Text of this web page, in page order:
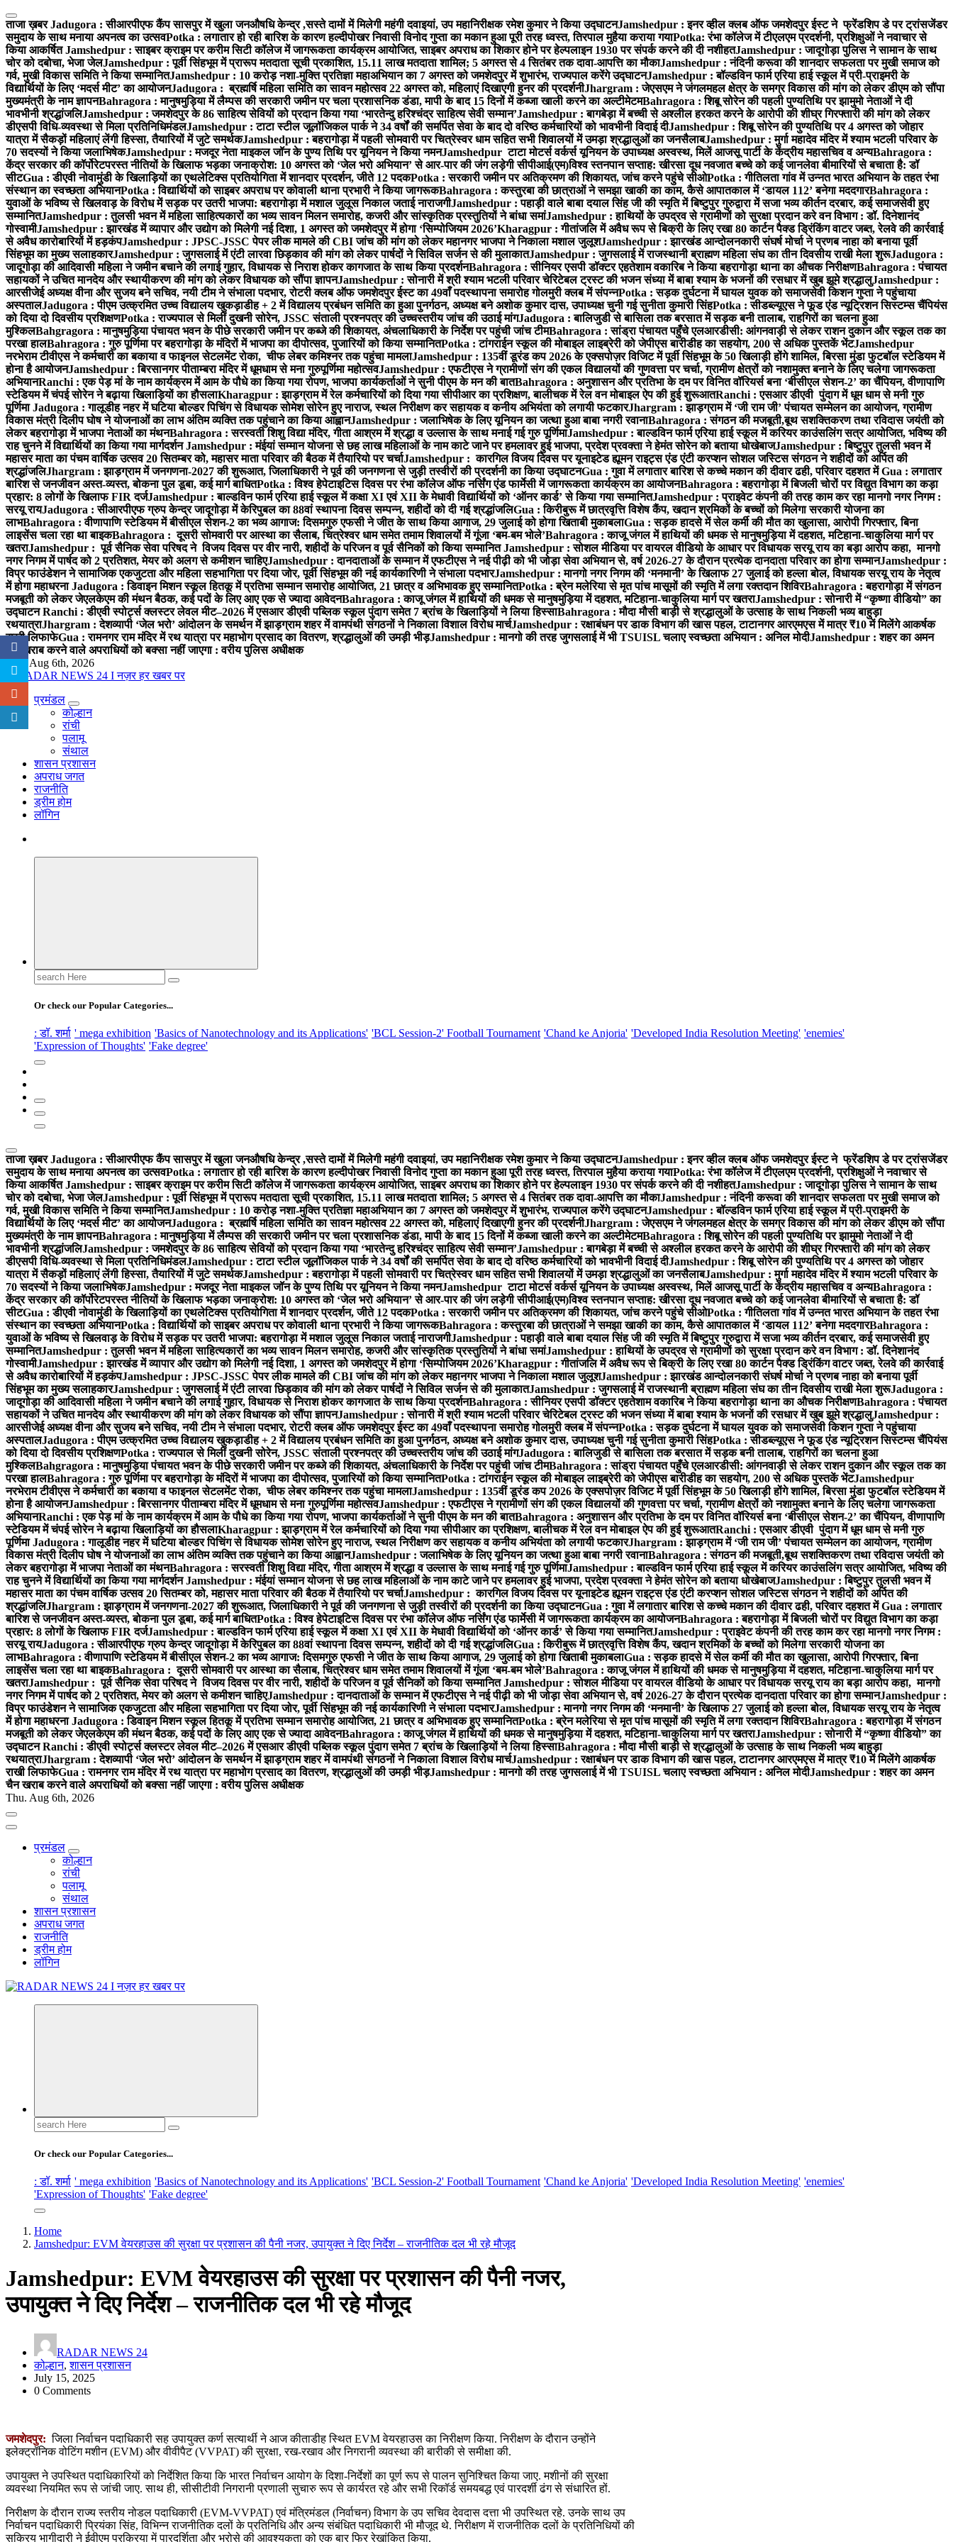
Skip
to
content
ताजा ख़बरJadugora : सीआरपीएफ कैंप सासपुर में खुला जनऔषधि केन्द्र ,सस्ते दामों में मिलेगी महंगी दवाइयां, उप महानिरीक्षक रमेश कुमार ने किया उद्घाटनJamshedpur : इनर व्हील क्लब ऑफ जमशेदपुर ईस्ट ने फ्रेंडशिप डे पर ट्रांसजेंडर
समुदाय के साथ मनाया अपनत्व का उत्सवPotka : लगातार हो रही बारिश के कारण हल्दीपोखर निवासी विनोद गुप्ता का मकान हुआ पूरी तरह ध्वस्त, तिरपाल मुहैया कराया गयाPotka: रंभा कॉलेज में टीएलएम प्रदर्शनी, प्रशिक्षुओं ने नवाचार से
किया आकर्षितJamshedpur : साइबर क्राइम पर करीम सिटी कॉलेज में जागरूकता कार्यक्रम आयोजित, साइबर अपराध का शिकार होने पर हेल्पलाइन 1930 पर संपर्क करने की दी नशीहतJamshedpur : जादूगोड़ा पुलिस ने सामान के साथ
चोर को दबोचा, भेजा जेलJamshedpur : पूर्वी सिंहभूम में प्रारूप मतदाता सूची प्रकाशित, 15.11 लाख मतदाता शामिल; 5 अगस्त से 4 सितंबर तक दावा-आपत्ति का मौकाJamshedpur : नंदिनी करूवा की शानदार सफलता पर मुखी समाज को
गर्व, मुखी विकास समिति ने किया सम्मानितJamshedpur : 10 करोड़ नशा-मुक्ति प्रतिज्ञा महाअभियान का 7 अगस्त को जमशेदपुर में शुभारंभ, राज्यपाल करेंगे उद्घाटनJamshedpur : बॉल्डविन फार्म एरिया हाई स्कूल में प्री-प्राइमरी के
विद्यार्थियों के लिए ‘मदर्स मीट’ का आयोजनJadugora : ब्रह्मर्षि महिला समिति का सावन महोत्सव 22 अगस्त को, महिलाएं दिखाएगी हुनर की प्रदर्शनीJhargram : जेएसएम ने जंगलमहल क्षेत्र के समग्र विकास की मांग को लेकर डीएम को सौंपा
मुख्यमंत्री के नाम ज्ञापनBahragora : मानुषमुड़िया में लैम्पस की सरकारी जमीन पर चला प्रशासनिक डंडा, मापी के बाद 15 दिनों में कब्जा खाली करने का अल्टीमेटमBahragora : शिबू सोरेन की पहली पुण्यतिथि पर झामुमो नेताओं ने दी
भावभीनी श्रद्धांजलिJamshedpur : जमशेदपुर के 86 साहित्य सेवियों को प्रदान किया गया ‘भारतेन्दु हरिश्चंद्र साहित्य सेवी सम्मान’Jamshedpur : बागबेड़ा में बच्ची से अश्लील हरकत करने के आरोपी की शीघ्र गिरफ्तारी की मांग को लेकर
डीएसपी विधि-व्यवस्था से मिला प्रतिनिधिमंडलJamshedpur : टाटा स्टील जूलॉजिकल पार्क ने 34 वर्षों की समर्पित सेवा के बाद दो वरिष्ठ कर्मचारियों को भावभीनी विदाई दीJamshedpur : शिबू सोरेन की पुण्यतिथि पर 4 अगस्त को जोहार
यात्रा में सैकड़ों महिलाएं लेंगी हिस्सा, तैयारियों में जुटे समर्थकJamshedpur : बहरागोड़ा में पहली सोमवारी पर चित्रेस्वर धाम सहित सभी शिवालयों में उमड़ा श्रद्धालुओं का जनसैलाबJamshedpur : मुर्गा महादेव मंदिर में श्याम भटली परिवार के
70 सदस्यों ने किया जलाभिषेकJamshedpur : मजदूर नेता माइकल जॉन के पुण्य तिथि पर यूनियन ने किया नमनJamshedpur टाटा मोटर्स वर्कर्स यूनियन के उपाध्यक्ष अस्वस्थ, मिलें आजसू पार्टी के केंद्रीय महासचिव व अन्यBahragora :
केंद्र सरकार की कॉर्पोरेटपरस्त नीतियों के खिलाफ भड़का जनाक्रोश: 10 अगस्त को ‘जेल भरो अभियान’ से आर-पार की जंग लड़ेगी सीपीआई(एम)विश्व स्तनपान सप्ताह: खीरसा दूध नवजात बच्चे को कई जानलेवा बीमारियों से बचाता है: डॉ
सीटGua : डीएवी नोवामुंडी के खिलाड़ियों का एथलेटिक्स प्रतियोगिता में शानदार प्रदर्शन, जीते 12 पदकPotka : सरकारी जमीन पर अतिक्रमण की शिकायत, जांच करने पहुंचे सीओPotka : गीतिलता गांव में उन्नत भारत अभियान के तहत रंभा
संस्थान का स्वच्छता अभियानPotka : विद्यार्थियों को साइबर अपराध पर कोवाली थाना प्रभारी ने किया जागरूकBahragora : कस्तुरबा की छात्राओं ने समझा खाकी का काम, कैसे आपातकाल में ‘डायल 112’ बनेगा मददगारBahragora :
युवाओं के भविष्य से खिलवाड़ के विरोध में सड़क पर उतरी भाजपा: बहरागोड़ा में मशाल जुलूस निकाल जताई नाराजगीJamshedpur : पहाड़ी वाले बाबा दयाल सिंह जी की स्मृति में बिष्टुपुर गुरुद्वारा में सजा भव्य कीर्तन दरबार, कई समाजसेवी हुए
सम्मानितJamshedpur : तुलसी भवन में महिला साहित्यकारों का भव्य सावन मिलन समारोह, कजरी और सांस्कृतिक प्रस्तुतियों ने बांधा समांJamshedpur : हाथियों के उपद्रव से ग्रामीणों को सुरक्षा प्रदान करे वन विभाग : डॉ. दिनेशानंद
गोस्वामीJamshedpur : झारखंड में व्यापार और उद्योग को मिलेगी नई दिशा, 1 अगस्त को जमशेदपुर में होगा ‘सिम्पोजियम 2026’Kharagpur : गीतांजलि में अवैध रूप से बिक्री के लिए रखा 80 कार्टन पैक्ड ड्रिंकिंग वाटर जब्त, रेलवे की कार्रवाई
से अवैध कारोबारियों में हड़कंपJamshedpur : JPSC-JSSC पेपर लीक मामले की CBI जांच की मांग को लेकर महानगर भाजपा ने निकाला मशाल जुलूशJamshedpur : झारखंड आन्दोलनकारी संघर्ष मोर्चा ने प्रणब नाहा को बनाया पूर्वी
सिंहभूम का मुख्य सलाहकारJamshedpur : जुगसलाई में एंटी लारवा छिड़काव की मांग को लेकर पार्षदों ने सिविल सर्जन से की मुलाकातJamshedpur : जुगसलाई में राजस्थानी ब्राह्मण महिला संघ का तीन दिवसीय राखी मेला शुरूJadugora :
जादूगोड़ा की आदिवासी महिला ने जमीन बचाने की लगाई गुहार, विधायक से निराश होकर कागजात के साथ किया प्रदर्शनBahragora : सीनियर एसपी डॉक्टर एहतेशाम वकारिब ने किया बहरागोड़ा थाना का औचक निरीक्षणBahragora : पंचायत
सहायकों ने उचित मानदेय और स्थायीकरण की मांग को लेकर विधायक को सौंपा ज्ञापनJamshedpur : सोनारी में श्री श्याम भटली परिवार चेरिटेबल ट्रस्ट की भजन संध्या में बाबा श्याम के भजनों की रसधार में खुब झूमे श्रद्धालुJamshedpur :
आरसीजेई अध्यक्ष वीना और सुजय बने सचिव, नयी टीम ने संभाला पदभार, रोटरी क्लब ऑफ जमशेदपुर ईस्ट का 49वाँ पदस्थापना समारोह गोलमुरी क्लब में संपन्नPotka : सड़क दुर्घटना में घायल युवक को समाजसेवी किशन गुप्ता ने पहुंचाया
अस्पतालJadugora : पीएम उत्क्रमित उच्च विद्यालय खुकड़ाडीह + 2 में विद्यालय प्रबंधन समिति का हुआ पुनर्गठन, अध्यक्ष बने अशोक कुमार दास, उपाध्यक्ष चुनी गई सुनीता कुमारी सिंहPotka : सीडब्ल्यूएस ने फूड एंड न्यूट्रिशन सिस्टम्स चैंपियंस
को दिया दो दिवसीय प्रशिक्षणPotka : राज्यपाल से मिलीं दुखनी सोरेन, JSSC संताली प्रश्नपत्र की उच्चस्तरीय जांच की उठाई मांगJadugora : बालिजुडी से बासिला तक बरसात में सड़क बनी तालाब, राहगिरों का चलना हुआ
मुश्किलBahgragora : मानुषमुड़िया पंचायत भवन के पीछे सरकारी जमीन पर कब्जे की शिकायत, अंचलाधिकारी के निर्देश पर पहुंची जांच टीमBahragora : सांड्रा पंचायत पहुँचे एलआरडीसी: आंगनवाड़ी से लेकर राशन दुकान और स्कूल तक का
परखा हालBahragora : गुरु पूर्णिमा पर बहरागोड़ा के मंदिरों में भाजपा का दीपोत्सव, पुजारियों को किया सम्मानितPotka : टांगराईन स्कूल की मोबाइल लाइब्रेरी को जेपीएस बारीडीह का सहयोग, 200 से अधिक पुस्तकें भेंटJamshedpur
नरभेराम टीवीएस ने कर्मचारी का बकाया व फाइनल सेटलमेंट रोका, चीफ लेबर कमिश्नर तक पहुंचा मामलाJamshedpur : 135वीं डूरंड कप 2026 के एक्सपोज़र विजिट में पूर्वी सिंहभूम के 50 खिलाड़ी होंगे शामिल, बिरसा मुंडा फुटबॉल स्टेडियम में
होना है आयोजनJamshedpur : बिरसानगर पीताम्बरा मंदिर में धूमधाम से मना गुरुपूर्णिमा महोत्सवJamshedpur : एफटीएस ने ग्रामीणों संग की एकल विद्यालयों की गुणवत्ता पर चर्चा, ग्रामीण क्षेत्रों को नशामुक्त बनाने के लिए चलेगा जागरूकता
अभियानRanchi : एक पेड़ मां के नाम कार्यक्रम में आम के पौधे का किया गया रोपण, भाजपा कार्यकर्ताओं ने सुनी पीएम के मन की बातBahragora : अनुशासन और प्रतिभा के दम पर विनित वॉरियर्स बना ‘बीसीएल सेशन-2’ का चैंपियन, वीणापाणि
स्टेडियम में चंपई सोरेन ने बढ़ाया खिलाड़ियों का हौसलाKharagpur : झाड़ग्राम में रेल कर्मचारियों को दिया गया सीपीआर का प्रशिक्षण, बालीचक में रेल वन मोबाइल ऐप की हुई शुरूआतRanchi : एसआर डीएवी पुंदाग में धूम धाम से मनी गुरु
पूर्णिमाJadugora : गालूडीह नहर में घटिया बोल्डर पिचिंग से विधायक सोमेश सोरेन हुए नाराज, स्थल निरीक्षण कर सहायक व कनीय अभियंता को लगायी फटकारJhargram : झाड़ग्राम में ‘जी राम जी’ पंचायत सम्मेलन का आयोजन, ग्रामीण
विकास मंत्री दिलीप घोष ने योजनाओं का लाभ अंतिम व्यक्ति तक पहुंचाने का किया आह्वानJamshedpur : जलाभिषेक के लिए यूनियन का जत्था हुआ बाबा नगरी रवानाBahragora : संगठन की मजबूती,बूथ सशक्तिकरण तथा रविदास जयंती को
लेकर बहरागोड़ा में भाजपा नेताओं का मंथनBahragora : सरस्वती शिशु विद्या मंदिर, गीता आश्रम में श्रद्धा व उल्लास के साथ मनाई गई गुरु पूर्णिमाJamshedpur : बाल्डविन फार्म एरिया हाई स्कूल में करियर काउंसलिंग सत्र आयोजित, भविष्य की
राह चुनने में विद्यार्थियों का किया गया मार्गदर्शनJamshedpur : मंईयां सम्मान योजना से छह लाख महिलाओं के नाम काटे जाने पर हमलावर हुई भाजपा, प्रदेश प्रवक्ता ने हेमंत सोरेन को बताया धोखेबाजJamshedpur : बिष्टुपुर तुलसी भवन में
महासर माता का पंचम वार्षिक उत्सव 20 सितम्बर को, महासर माता परिवार की बैठक में तैयारियो पर चर्चाJamshedpur : कारगिल विजय दिवस पर यूनाइटेड ह्यूमन राइट्स एंड एंटी करप्शन सोशल जस्टिस संगठन ने शहीदों को अर्पित की
श्रद्धांजलिJhargram : झाड़ग्राम में जनगणना-2027 की शुरूआत, जिलाधिकारी ने पूर्व की जनगणना से जुड़ी तस्वीरों की प्रदर्शनी का किया उद्घाटनGua : गुवा में लगातार बारिश से कच्चे मकान की दीवार ढही, परिवार दहशत मेंGua : लगातार
बारिश से जनजीवन अस्त-व्यस्त, बोकना पुल डूबा, कई मार्ग बाधितPotka : विश्व हेपेटाइटिस दिवस पर रंभा कॉलेज ऑफ नर्सिंग एंड फार्मेसी में जागरूकता कार्यक्रम का आयोजनBahragora : बहरागोड़ा में बिजली चोरों पर विद्युत विभाग का कड़ा
प्रहार: 8 लोगों के खिलाफ FIR दर्जJamshedpur : बाल्डविन फार्म एरिया हाई स्कूल में कक्षा XI एवं XII के मेधावी विद्यार्थियों को ‘ऑनर कार्ड’ से किया गया सम्मानितJamshedpur : प्राइवेट कंपनी की तरह काम कर रहा मानगो नगर निगम :
सरयू रायJadugora : सीआरपीएफ ग्रुप केन्द्र जादूगोड़ा में केरिपुबल का 88वां स्थापना दिवस सम्पन्न, शहीदों को दी गई श्रद्धांजलिGua : किरीबुरू में छात्रवृत्ति विशेष कैंप, खदान श्रमिकों के बच्चों को मिलेगा सरकारी योजना का
लाभBahragora : वीणापाणि स्टेडियम में बीसीएल सेशन-2 का भव्य आगाज: दिसमगुरु एफसी ने जीत के साथ किया आगाज, 29 जुलाई को होगा खिताबी मुकाबलाGua : सड़क हादसे में सेल कर्मी की मौत का खुलासा, आरोपी गिरफ्तार, बिना
लाइसेंस चला रहा था बाइकBahragora : दूसरी सोमवारी पर आस्था का सैलाब, चित्रेश्वर धाम समेत तमाम शिवालयों में गूंजा ‘बम-बम भोले’Bahragora : काजू जंगल में हाथियों की धमक से मानुषमुड़िया में दहशत, मटिहाना-चाकुलिया मार्ग पर
खतराJamshedpur : पूर्व सैनिक सेवा परिषद ने विजय दिवस पर वीर नारी, शहीदों के परिजन व पूर्व सैनिकों को किया सम्मानितJamshedpur : सोशल मीडिया पर वायरल वीडियो के आधार पर विधायक सरयू राय का बड़ा आरोप कहा, मानगो
नगर निगम में पार्षद को 2 प्रतिशत, मेयर को अलग से कमीशन चाहिएJamshedpur : दानदाताओं के सम्मान में एफटीएस ने नई पीढ़ी को भी जोड़ा सेवा अभियान से, वर्ष 2026-27 के दौरान प्रत्येक दानदाता परिवार का होगा सम्मानJamshedpur :
विप्र फाउंडेशन ने सामाजिक एकजुटता और महिला सहभागिता पर दिया जोर, पूर्वी सिंहभूम की नई कार्यकारिणी ने संभाला पदभारJamshedpur : मानगो नगर निगम की ‘मनमानी’ के खिलाफ 27 जुलाई को हल्ला बोल, विधायक सरयू राय के नेतृत्व
में होगा महाधरनाJadugora : डिवाइन मिशन स्कूल हितकू में प्रतिभा सम्मान समारोह आयोजित, 21 छात्र व अभिभावक हुए सम्मानितPotka : ब्रेन मलेरिया से मृत पांच मासूमों की स्मृति में लगा रक्तदान शिविरBahragora : बहरागोड़ा में संगठन
मजबूती को लेकर जेएलकेएम की मंथन बैठक, कई पदों के लिए आए एक से ज्यादा आवेदनBahragora : काजू जंगल में हाथियों की धमक से मानुषमुड़िया में दहशत, मटिहाना-चाकुलिया मार्ग पर खतराJamshedpur : सोनारी में “कृष्णा वीडियो” का
उद्घाटनRanchi : डीएवी स्पोर्ट्स क्लस्टर लेवल मीट–2026 में एसआर डीएवी पब्लिक स्कूल पुंदाग समेत 7 ब्रांच के खिलाड़ियों ने लिया हिस्साBahragora : मौदा मौसी बाड़ी से श्रद्धालुओं के उत्साह के साथ निकली भव्य बाहुड़ा
रथयात्राJhargram : देशव्यापी ‘जेल भरो’ आंदोलन के समर्थन में झाड़ग्राम शहर में वामपंथी संगठनों ने निकाला विशाल विरोध मार्चJamshedpur : रक्षाबंधन पर डाक विभाग की खास पहल, टाटानगर आरएमएस में मात्र ₹10 में मिलेंगे आकर्षक
राखी लिफाफेGua : रामनगर राम मंदिर में रथ यात्रा पर महाभोग प्रसाद का वितरण, श्रद्धालुओं की उमड़ी भीड़Jamshedpur : मानगो की तरह जुगसलाई में भी TSUISL चलाए स्वच्छता अभियान : अनिल मोदीJamshedpur : शहर का अमन
चैन खराब करने वाले अपराधियों को बक्सा नहीं जाएगा : वरीय पुलिस अधीक्षक
Thu. Aug 6th, 2026
नज़र हर खबर पर
प्रमंडल
कोल्हान
रांची
पलामू
संथाल
शासन प्रशासन
अपराध जगत
राजनीति
ड्रीम होम
लॉगिन
Search
for:
Or check our Popular Categories...
: डॉ. शर्मा ' mega exhibition 'Basics of Nanotechnology and its Applications' 'BCL Session-2' Football Tournament 'Chand ke Anjoria' 'Developed India Resolution Meeting' 'enemies'
'Expression of Thoughts' 'Fake degree'
ताजा ख़बरJadugora : सीआरपीएफ कैंप सासपुर में खुला जनऔषधि केन्द्र ,सस्ते दामों में मिलेगी महंगी दवाइयां, उप महानिरीक्षक रमेश कुमार ने किया उद्घाटनJamshedpur : इनर व्हील क्लब ऑफ जमशेदपुर ईस्ट ने फ्रेंडशिप डे पर ट्रांसजेंडर
समुदाय के साथ मनाया अपनत्व का उत्सवPotka : लगातार हो रही बारिश के कारण हल्दीपोखर निवासी विनोद गुप्ता का मकान हुआ पूरी तरह ध्वस्त, तिरपाल मुहैया कराया गयाPotka: रंभा कॉलेज में टीएलएम प्रदर्शनी, प्रशिक्षुओं ने नवाचार से
किया आकर्षितJamshedpur : साइबर क्राइम पर करीम सिटी कॉलेज में जागरूकता कार्यक्रम आयोजित, साइबर अपराध का शिकार होने पर हेल्पलाइन 1930 पर संपर्क करने की दी नशीहतJamshedpur : जादूगोड़ा पुलिस ने सामान के साथ
चोर को दबोचा, भेजा जेलJamshedpur : पूर्वी सिंहभूम में प्रारूप मतदाता सूची प्रकाशित, 15.11 लाख मतदाता शामिल; 5 अगस्त से 4 सितंबर तक दावा-आपत्ति का मौकाJamshedpur : नंदिनी करूवा की शानदार सफलता पर मुखी समाज को
गर्व, मुखी विकास समिति ने किया सम्मानितJamshedpur : 10 करोड़ नशा-मुक्ति प्रतिज्ञा महाअभियान का 7 अगस्त को जमशेदपुर में शुभारंभ, राज्यपाल करेंगे उद्घाटनJamshedpur : बॉल्डविन फार्म एरिया हाई स्कूल में प्री-प्राइमरी के
विद्यार्थियों के लिए ‘मदर्स मीट’ का आयोजनJadugora : ब्रह्मर्षि महिला समिति का सावन महोत्सव 22 अगस्त को, महिलाएं दिखाएगी हुनर की प्रदर्शनीJhargram : जेएसएम ने जंगलमहल क्षेत्र के समग्र विकास की मांग को लेकर डीएम को सौंपा
मुख्यमंत्री के नाम ज्ञापनBahragora : मानुषमुड़िया में लैम्पस की सरकारी जमीन पर चला प्रशासनिक डंडा, मापी के बाद 15 दिनों में कब्जा खाली करने का अल्टीमेटमBahragora : शिबू सोरेन की पहली पुण्यतिथि पर झामुमो नेताओं ने दी
भावभीनी श्रद्धांजलिJamshedpur : जमशेदपुर के 86 साहित्य सेवियों को प्रदान किया गया ‘भारतेन्दु हरिश्चंद्र साहित्य सेवी सम्मान’Jamshedpur : बागबेड़ा में बच्ची से अश्लील हरकत करने के आरोपी की शीघ्र गिरफ्तारी की मांग को लेकर
डीएसपी विधि-व्यवस्था से मिला प्रतिनिधिमंडलJamshedpur : टाटा स्टील जूलॉजिकल पार्क ने 34 वर्षों की समर्पित सेवा के बाद दो वरिष्ठ कर्मचारियों को भावभीनी विदाई दीJamshedpur : शिबू सोरेन की पुण्यतिथि पर 4 अगस्त को जोहार
यात्रा में सैकड़ों महिलाएं लेंगी हिस्सा, तैयारियों में जुटे समर्थकJamshedpur : बहरागोड़ा में पहली सोमवारी पर चित्रेस्वर धाम सहित सभी शिवालयों में उमड़ा श्रद्धालुओं का जनसैलाबJamshedpur : मुर्गा महादेव मंदिर में श्याम भटली परिवार के
70 सदस्यों ने किया जलाभिषेकJamshedpur : मजदूर नेता माइकल जॉन के पुण्य तिथि पर यूनियन ने किया नमनJamshedpur टाटा मोटर्स वर्कर्स यूनियन के उपाध्यक्ष अस्वस्थ, मिलें आजसू पार्टी के केंद्रीय महासचिव व अन्यBahragora :
केंद्र सरकार की कॉर्पोरेटपरस्त नीतियों के खिलाफ भड़का जनाक्रोश: 10 अगस्त को ‘जेल भरो अभियान’ से आर-पार की जंग लड़ेगी सीपीआई(एम)विश्व स्तनपान सप्ताह: खीरसा दूध नवजात बच्चे को कई जानलेवा बीमारियों से बचाता है: डॉ
सीटGua : डीएवी नोवामुंडी के खिलाड़ियों का एथलेटिक्स प्रतियोगिता में शानदार प्रदर्शन, जीते 12 पदकPotka : सरकारी जमीन पर अतिक्रमण की शिकायत, जांच करने पहुंचे सीओPotka : गीतिलता गांव में उन्नत भारत अभियान के तहत रंभा
संस्थान का स्वच्छता अभियानPotka : विद्यार्थियों को साइबर अपराध पर कोवाली थाना प्रभारी ने किया जागरूकBahragora : कस्तुरबा की छात्राओं ने समझा खाकी का काम, कैसे आपातकाल में ‘डायल 112’ बनेगा मददगारBahragora :
युवाओं के भविष्य से खिलवाड़ के विरोध में सड़क पर उतरी भाजपा: बहरागोड़ा में मशाल जुलूस निकाल जताई नाराजगीJamshedpur : पहाड़ी वाले बाबा दयाल सिंह जी की स्मृति में बिष्टुपुर गुरुद्वारा में सजा भव्य कीर्तन दरबार, कई समाजसेवी हुए
सम्मानितJamshedpur : तुलसी भवन में महिला साहित्यकारों का भव्य सावन मिलन समारोह, कजरी और सांस्कृतिक प्रस्तुतियों ने बांधा समांJamshedpur : हाथियों के उपद्रव से ग्रामीणों को सुरक्षा प्रदान करे वन विभाग : डॉ. दिनेशानंद
गोस्वामीJamshedpur : झारखंड में व्यापार और उद्योग को मिलेगी नई दिशा, 1 अगस्त को जमशेदपुर में होगा ‘सिम्पोजियम 2026’Kharagpur : गीतांजलि में अवैध रूप से बिक्री के लिए रखा 80 कार्टन पैक्ड ड्रिंकिंग वाटर जब्त, रेलवे की कार्रवाई
से अवैध कारोबारियों में हड़कंपJamshedpur : JPSC-JSSC पेपर लीक मामले की CBI जांच की मांग को लेकर महानगर भाजपा ने निकाला मशाल जुलूशJamshedpur : झारखंड आन्दोलनकारी संघर्ष मोर्चा ने प्रणब नाहा को बनाया पूर्वी
सिंहभूम का मुख्य सलाहकारJamshedpur : जुगसलाई में एंटी लारवा छिड़काव की मांग को लेकर पार्षदों ने सिविल सर्जन से की मुलाकातJamshedpur : जुगसलाई में राजस्थानी ब्राह्मण महिला संघ का तीन दिवसीय राखी मेला शुरूJadugora :
जादूगोड़ा की आदिवासी महिला ने जमीन बचाने की लगाई गुहार, विधायक से निराश होकर कागजात के साथ किया प्रदर्शनBahragora : सीनियर एसपी डॉक्टर एहतेशाम वकारिब ने किया बहरागोड़ा थाना का औचक निरीक्षणBahragora : पंचायत
सहायकों ने उचित मानदेय और स्थायीकरण की मांग को लेकर विधायक को सौंपा ज्ञापनJamshedpur : सोनारी में श्री श्याम भटली परिवार चेरिटेबल ट्रस्ट की भजन संध्या में बाबा श्याम के भजनों की रसधार में खुब झूमे श्रद्धालुJamshedpur :
आरसीजेई अध्यक्ष वीना और सुजय बने सचिव, नयी टीम ने संभाला पदभार, रोटरी क्लब ऑफ जमशेदपुर ईस्ट का 49वाँ पदस्थापना समारोह गोलमुरी क्लब में संपन्नPotka : सड़क दुर्घटना में घायल युवक को समाजसेवी किशन गुप्ता ने पहुंचाया
अस्पतालJadugora : पीएम उत्क्रमित उच्च विद्यालय खुकड़ाडीह + 2 में विद्यालय प्रबंधन समिति का हुआ पुनर्गठन, अध्यक्ष बने अशोक कुमार दास, उपाध्यक्ष चुनी गई सुनीता कुमारी सिंहPotka : सीडब्ल्यूएस ने फूड एंड न्यूट्रिशन सिस्टम्स चैंपियंस
को दिया दो दिवसीय प्रशिक्षणPotka : राज्यपाल से मिलीं दुखनी सोरेन, JSSC संताली प्रश्नपत्र की उच्चस्तरीय जांच की उठाई मांगJadugora : बालिजुडी से बासिला तक बरसात में सड़क बनी तालाब, राहगिरों का चलना हुआ
मुश्किलBahgragora : मानुषमुड़िया पंचायत भवन के पीछे सरकारी जमीन पर कब्जे की शिकायत, अंचलाधिकारी के निर्देश पर पहुंची जांच टीमBahragora : सांड्रा पंचायत पहुँचे एलआरडीसी: आंगनवाड़ी से लेकर राशन दुकान और स्कूल तक का
परखा हालBahragora : गुरु पूर्णिमा पर बहरागोड़ा के मंदिरों में भाजपा का दीपोत्सव, पुजारियों को किया सम्मानितPotka : टांगराईन स्कूल की मोबाइल लाइब्रेरी को जेपीएस बारीडीह का सहयोग, 200 से अधिक पुस्तकें भेंटJamshedpur
नरभेराम टीवीएस ने कर्मचारी का बकाया व फाइनल सेटलमेंट रोका, चीफ लेबर कमिश्नर तक पहुंचा मामलाJamshedpur : 135वीं डूरंड कप 2026 के एक्सपोज़र विजिट में पूर्वी सिंहभूम के 50 खिलाड़ी होंगे शामिल, बिरसा मुंडा फुटबॉल स्टेडियम में
होना है आयोजनJamshedpur : बिरसानगर पीताम्बरा मंदिर में धूमधाम से मना गुरुपूर्णिमा महोत्सवJamshedpur : एफटीएस ने ग्रामीणों संग की एकल विद्यालयों की गुणवत्ता पर चर्चा, ग्रामीण क्षेत्रों को नशामुक्त बनाने के लिए चलेगा जागरूकता
अभियानRanchi : एक पेड़ मां के नाम कार्यक्रम में आम के पौधे का किया गया रोपण, भाजपा कार्यकर्ताओं ने सुनी पीएम के मन की बातBahragora : अनुशासन और प्रतिभा के दम पर विनित वॉरियर्स बना ‘बीसीएल सेशन-2’ का चैंपियन, वीणापाणि
स्टेडियम में चंपई सोरेन ने बढ़ाया खिलाड़ियों का हौसलाKharagpur : झाड़ग्राम में रेल कर्मचारियों को दिया गया सीपीआर का प्रशिक्षण, बालीचक में रेल वन मोबाइल ऐप की हुई शुरूआतRanchi : एसआर डीएवी पुंदाग में धूम धाम से मनी गुरु
पूर्णिमाJadugora : गालूडीह नहर में घटिया बोल्डर पिचिंग से विधायक सोमेश सोरेन हुए नाराज, स्थल निरीक्षण कर सहायक व कनीय अभियंता को लगायी फटकारJhargram : झाड़ग्राम में ‘जी राम जी’ पंचायत सम्मेलन का आयोजन, ग्रामीण
विकास मंत्री दिलीप घोष ने योजनाओं का लाभ अंतिम व्यक्ति तक पहुंचाने का किया आह्वानJamshedpur : जलाभिषेक के लिए यूनियन का जत्था हुआ बाबा नगरी रवानाBahragora : संगठन की मजबूती,बूथ सशक्तिकरण तथा रविदास जयंती को
लेकर बहरागोड़ा में भाजपा नेताओं का मंथनBahragora : सरस्वती शिशु विद्या मंदिर, गीता आश्रम में श्रद्धा व उल्लास के साथ मनाई गई गुरु पूर्णिमाJamshedpur : बाल्डविन फार्म एरिया हाई स्कूल में करियर काउंसलिंग सत्र आयोजित, भविष्य की
राह चुनने में विद्यार्थियों का किया गया मार्गदर्शनJamshedpur : मंईयां सम्मान योजना से छह लाख महिलाओं के नाम काटे जाने पर हमलावर हुई भाजपा, प्रदेश प्रवक्ता ने हेमंत सोरेन को बताया धोखेबाजJamshedpur : बिष्टुपुर तुलसी भवन में
महासर माता का पंचम वार्षिक उत्सव 20 सितम्बर को, महासर माता परिवार की बैठक में तैयारियो पर चर्चाJamshedpur : कारगिल विजय दिवस पर यूनाइटेड ह्यूमन राइट्स एंड एंटी करप्शन सोशल जस्टिस संगठन ने शहीदों को अर्पित की
श्रद्धांजलिJhargram : झाड़ग्राम में जनगणना-2027 की शुरूआत, जिलाधिकारी ने पूर्व की जनगणना से जुड़ी तस्वीरों की प्रदर्शनी का किया उद्घाटनGua : गुवा में लगातार बारिश से कच्चे मकान की दीवार ढही, परिवार दहशत मेंGua : लगातार
बारिश से जनजीवन अस्त-व्यस्त, बोकना पुल डूबा, कई मार्ग बाधितPotka : विश्व हेपेटाइटिस दिवस पर रंभा कॉलेज ऑफ नर्सिंग एंड फार्मेसी में जागरूकता कार्यक्रम का आयोजनBahragora : बहरागोड़ा में बिजली चोरों पर विद्युत विभाग का कड़ा
प्रहार: 8 लोगों के खिलाफ FIR दर्जJamshedpur : बाल्डविन फार्म एरिया हाई स्कूल में कक्षा XI एवं XII के मेधावी विद्यार्थियों को ‘ऑनर कार्ड’ से किया गया सम्मानितJamshedpur : प्राइवेट कंपनी की तरह काम कर रहा मानगो नगर निगम :
सरयू रायJadugora : सीआरपीएफ ग्रुप केन्द्र जादूगोड़ा में केरिपुबल का 88वां स्थापना दिवस सम्पन्न, शहीदों को दी गई श्रद्धांजलिGua : किरीबुरू में छात्रवृत्ति विशेष कैंप, खदान श्रमिकों के बच्चों को मिलेगा सरकारी योजना का
लाभBahragora : वीणापाणि स्टेडियम में बीसीएल सेशन-2 का भव्य आगाज: दिसमगुरु एफसी ने जीत के साथ किया आगाज, 29 जुलाई को होगा खिताबी मुकाबलाGua : सड़क हादसे में सेल कर्मी की मौत का खुलासा, आरोपी गिरफ्तार, बिना
लाइसेंस चला रहा था बाइकBahragora : दूसरी सोमवारी पर आस्था का सैलाब, चित्रेश्वर धाम समेत तमाम शिवालयों में गूंजा ‘बम-बम भोले’Bahragora : काजू जंगल में हाथियों की धमक से मानुषमुड़िया में दहशत, मटिहाना-चाकुलिया मार्ग पर
खतराJamshedpur : पूर्व सैनिक सेवा परिषद ने विजय दिवस पर वीर नारी, शहीदों के परिजन व पूर्व सैनिकों को किया सम्मानितJamshedpur : सोशल मीडिया पर वायरल वीडियो के आधार पर विधायक सरयू राय का बड़ा आरोप कहा, मानगो
नगर निगम में पार्षद को 2 प्रतिशत, मेयर को अलग से कमीशन चाहिएJamshedpur : दानदाताओं के सम्मान में एफटीएस ने नई पीढ़ी को भी जोड़ा सेवा अभियान से, वर्ष 2026-27 के दौरान प्रत्येक दानदाता परिवार का होगा सम्मानJamshedpur :
विप्र फाउंडेशन ने सामाजिक एकजुटता और महिला सहभागिता पर दिया जोर, पूर्वी सिंहभूम की नई कार्यकारिणी ने संभाला पदभारJamshedpur : मानगो नगर निगम की ‘मनमानी’ के खिलाफ 27 जुलाई को हल्ला बोल, विधायक सरयू राय के नेतृत्व
में होगा महाधरनाJadugora : डिवाइन मिशन स्कूल हितकू में प्रतिभा सम्मान समारोह आयोजित, 21 छात्र व अभिभावक हुए सम्मानितPotka : ब्रेन मलेरिया से मृत पांच मासूमों की स्मृति में लगा रक्तदान शिविरBahragora : बहरागोड़ा में संगठन
मजबूती को लेकर जेएलकेएम की मंथन बैठक, कई पदों के लिए आए एक से ज्यादा आवेदनBahragora : काजू जंगल में हाथियों की धमक से मानुषमुड़िया में दहशत, मटिहाना-चाकुलिया मार्ग पर खतराJamshedpur : सोनारी में “कृष्णा वीडियो” का
उद्घाटनRanchi : डीएवी स्पोर्ट्स क्लस्टर लेवल मीट–2026 में एसआर डीएवी पब्लिक स्कूल पुंदाग समेत 7 ब्रांच के खिलाड़ियों ने लिया हिस्साBahragora : मौदा मौसी बाड़ी से श्रद्धालुओं के उत्साह के साथ निकली भव्य बाहुड़ा
रथयात्राJhargram : देशव्यापी ‘जेल भरो’ आंदोलन के समर्थन में झाड़ग्राम शहर में वामपंथी संगठनों ने निकाला विशाल विरोध मार्चJamshedpur : रक्षाबंधन पर डाक विभाग की खास पहल, टाटानगर आरएमएस में मात्र ₹10 में मिलेंगे आकर्षक
राखी लिफाफेGua : रामनगर राम मंदिर में रथ यात्रा पर महाभोग प्रसाद का वितरण, श्रद्धालुओं की उमड़ी भीड़Jamshedpur : मानगो की तरह जुगसलाई में भी TSUISL चलाए स्वच्छता अभियान : अनिल मोदीJamshedpur : शहर का अमन
चैन खराब करने वाले अपराधियों को बक्सा नहीं जाएगा : वरीय पुलिस अधीक्षक
Thu. Aug 6th, 2026
प्रमंडल
कोल्हान
रांची
पलामू
संथाल
शासन प्रशासन
अपराध जगत
राजनीति
ड्रीम होम
लॉगिन
Search
for:
Or check our Popular Categories...
: डॉ. शर्मा ' mega exhibition 'Basics of Nanotechnology and its Applications' 'BCL Session-2' Football Tournament 'Chand ke Anjoria' 'Developed India Resolution Meeting' 'enemies'
'Expression of Thoughts' 'Fake degree'
Home
Jamshedpur: EVM वेयरहाउस की सुरक्षा पर प्रशासन की पैनी नजर, उपायुक्त ने दिए निर्देश – राजनीतिक दल भी रहे मौजूद
Jamshedpur: EVM वेयरहाउस की सुरक्षा पर प्रशासन की पैनी नजर,
उपायुक्त ने दिए निर्देश – राजनीतिक दल भी रहे मौजूद
RADAR NEWS 24
कोल्हान,शासन प्रशासन
July 15, 2025
0 Comments
जमशेदपुर: जिला निर्वाचन पदाधिकारी सह उपायुक्त कर्ण सत्यार्थी ने आज कीताडीह स्थित EVM वेयरहाउस का निरीक्षण किया. निरीक्षण के दौरान उन्होंने
इलेक्ट्रॉनिक वोटिंग मशीन (EVM) और वीवीपैट (VVPAT) की सुरक्षा, रख-रखाव और निगरानी व्यवस्था की बारीकी से समीक्षा की.
उपायुक्त ने उपस्थित पदाधिकारियों को निर्देशित किया कि भारत निर्वाचन आयोग के दिशा-निर्देशों का पूर्ण रूप से पालन सुनिश्चित किया जाए. मशीनों की सुरक्षा
व्यवस्था नियमित रूप से जांची जाए. साथ ही, सीसीटीवी निगरानी प्रणाली सुचारु रूप से कार्यरत रहे और सभी रिकॉर्ड समयबद्ध एवं पारदर्शी ढंग से संधारित हों.
निरीक्षण के दौरान राज्य स्तरीय नोडल पदाधिकारी (EVM-VVPAT) एवं मंत्रिमंडल (निर्वाचन) विभाग के उप सचिव देवदास दत्ता भी उपस्थित रहे. उनके साथ उप
निर्वाचन पदाधिकारी प्रियंका सिंह, विभिन्न राजनीतिक दलों के प्रतिनिधि और अन्य संबंधित पदाधिकारी भी मौजूद थे. निरीक्षण में राजनीतिक दलों के प्रतिनिधियों की
सक्रिय भागीदारी ने ईवीएम प्रक्रिया में पारदर्शिता और भरोसे की आवश्यकता को एक बार फिर रेखांकित किया.